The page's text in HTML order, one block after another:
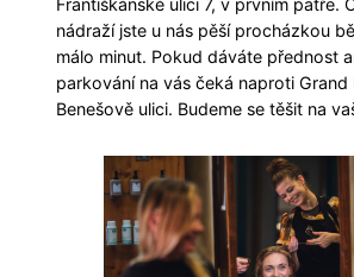
Františkánské ulici 7, v prvním patře.
nádraží jste u nás pěší procházkou
málo minut. Pokud dáváte přednost
parkování na vás čeká naproti Grand
Benešově ulici. Budeme se těšit na